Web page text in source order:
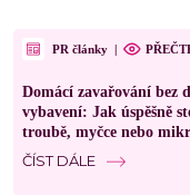
PR články |
Domácí zavařování bez
vybavení: Jak úspěšně
troubě, myčce nebo
ČÍST DÁLE